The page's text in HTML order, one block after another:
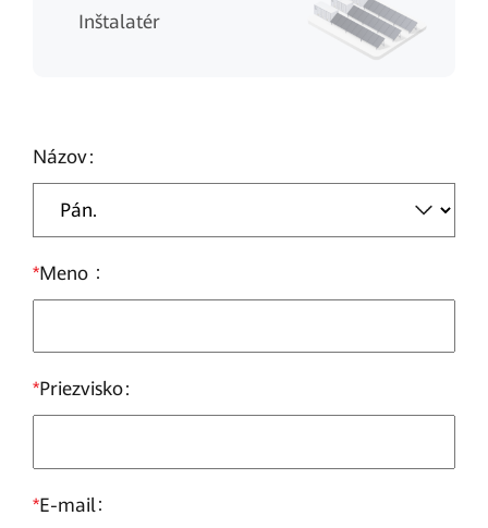
Inštalatér
Názov
*Meno
*Priezvisko
*E-mail